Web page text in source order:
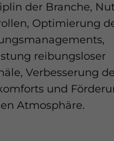
der Branche,
Optimierung
reibungsloser
Verbesserung
und
Atmosphäre.